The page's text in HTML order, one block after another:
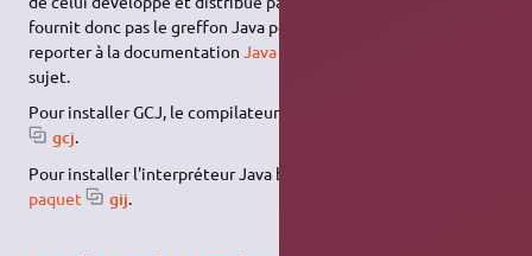
fournit donc pas le greffon Java pour le navigateur Firefox. Se
reporter à la documentationJava
sujet.
Pour installer GCJ, le compilateur Java
gcj.
Pour installer l'interpréteur Java bytecode
paquet
gij.